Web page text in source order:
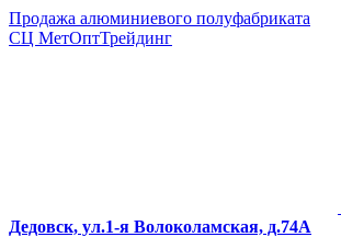
Продажа алюминиевого полуфабриката
СЦ МетОптТрейдинг
Дедовск, ул.1-я Волоколамская, д.74А